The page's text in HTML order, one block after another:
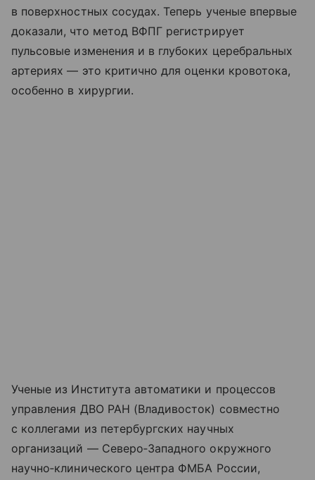
в поверхностных сосудах. Теперь ученые впервые
доказали, что метод ВФПГ регистрирует
пульсовые изменения и в глубоких церебральных
артериях — это критично для оценки кровотока,
особенно в хирургии.
Ученые из Института автоматики и процессов
управления ДВО РАН (Владивосток) совместно
с коллегами из петербургских научных
организаций — Северо‑Западного окружного
научно‑клинического центра ФМБА России,